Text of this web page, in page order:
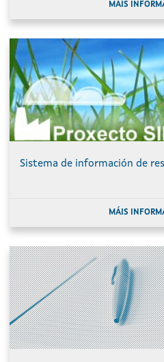
MÁIS
Sistema de información de
MÁIS